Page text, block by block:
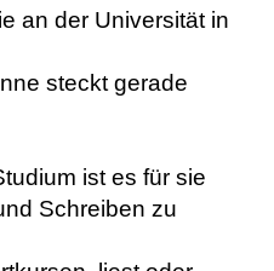
an der Universität in
steckt gerade
ist es für sie
Schreiben zu